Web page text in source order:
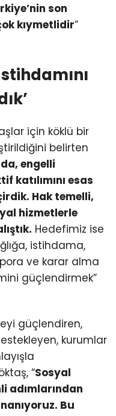
son
kıymetlidir”
için köklü bir
belirten
engelli
katılımını esas
Hak temelli,
hizmetlerle
Hedefimiz ise
istihdama,
ve karar alma
güçlendirmek”
güçlendiren,
kurumlar
“Sosyal
adımlarından
Bu